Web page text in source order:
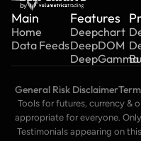
by
Main
Home
Data Feeds
Features
Deepchart
DeepDOM
DeepGamma
General Risk Disclaimer
Tools for futures, currency &
appropriate for everyone.
Testimonials appearing on